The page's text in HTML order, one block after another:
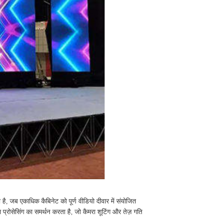
जब एकाधिक कैबिनेट को पूर्ण वीडियो दीवार में संयोजित
का समर्थन करता है, जो कैमरा शूटिंग और तेज़ गति